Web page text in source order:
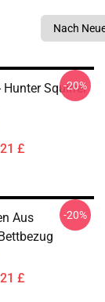
Hunter Squirrel
£
-20%
Aus
£
-20%